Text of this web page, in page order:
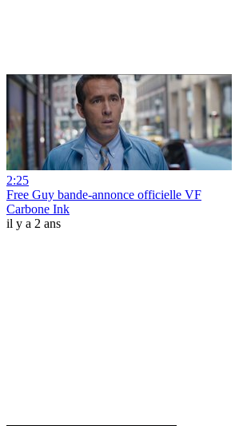
2:25
Free Guy bande-annonce officielle VF
Carbone Ink
il y a 2 ans